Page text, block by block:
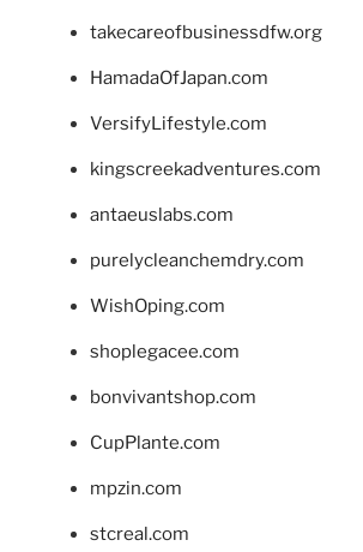
takecareofbusinessdfw.org
HamadaOfJapan.com
VersifyLifestyle.com
kingscreekadventures.com
antaeuslabs.com
purelycleanchemdry.com
WishOping.com
shoplegacee.com
bonvivantshop.com
CupPlante.com
mpzin.com
stcreal.com